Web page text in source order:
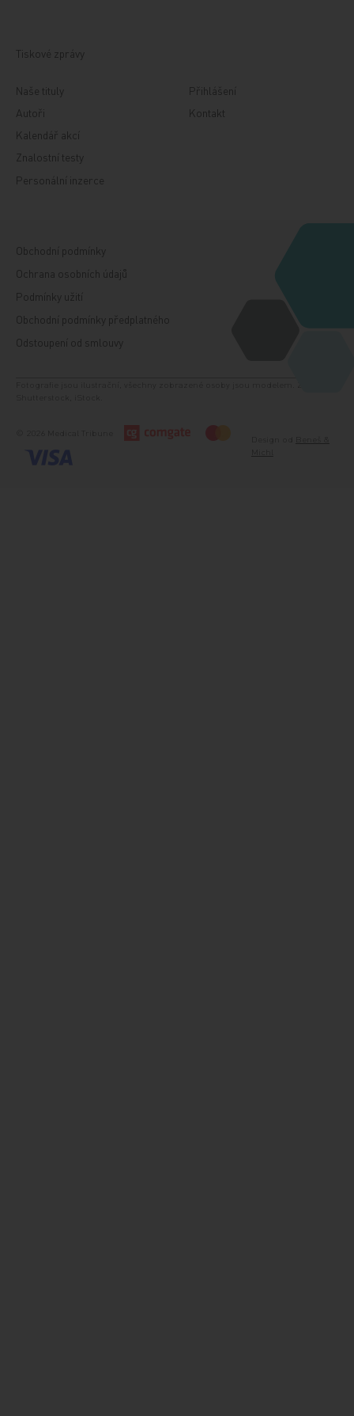
Tiskové zprávy
Naše tituly
Autoři
Kalendář akcí
Znalostní testy
Personální inzerce
Přihlášení
Kontakt
Obchodní podmínky
Ochrana osobních údajů
Podmínky užití
Obchodní podmínky předplatného
Odstoupení od smlouvy